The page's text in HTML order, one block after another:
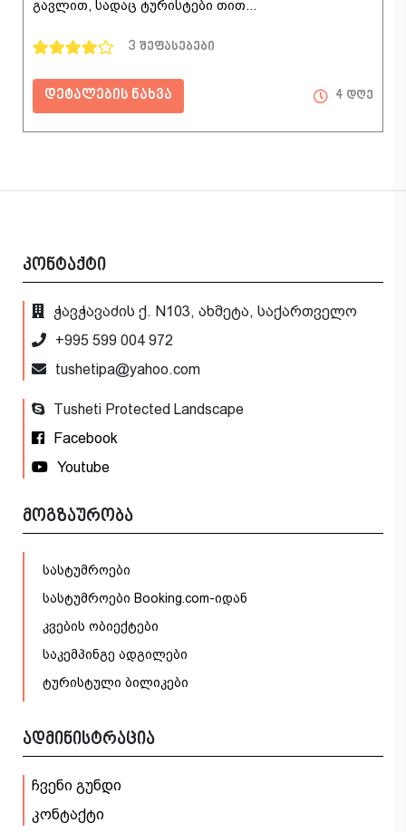
გავლით, სადაც ტურისტები თით...
3 შეფასებები
დეტალების ნახვა 4 დღე
კონტაქტი
ჭავჭავაძის ქ. N103, ახმეტა, საქართველო
+995 599 004 972
tushetipa@yahoo.com
Tusheti Protected Landscape
Facebook
Youtube
მოგზაურობა
სასტუმროები
სასტუმროები Booking.com-იდან
კვების ობიექტები
საკემპინგე ადგილები
ტურისტული ბილიკები
ადმინისტრაცია
ჩვენი გუნდი
კონტაქტი